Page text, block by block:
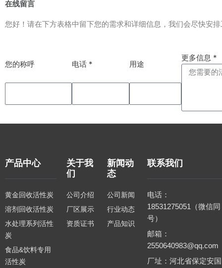
在线留言
您好！请在下方表格中留下您的需求和详细信息，我们会尽快安
您的称呼 电话 * 用途
更多信息 *
产品中心
黄金回收活性炭
溶剂回收活性炭
水处理系列活性
炭
食品&饮料专用
活性炭
关于我
们
公司介绍
厂区展示
资质证书
新闻动
态
公司新闻
行业动态
产品知识
联系我们
电话：
18531275051（微信同
号）
邮箱：
2550640983@qq.com
厂址：河北省保定安国